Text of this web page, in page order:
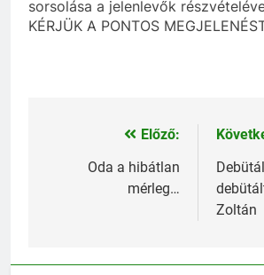
sorsolása a jelenlevők
KÉRJÜK A PONTOS
Bejegyzés
navigáció
Előző:
Oda a hibátlan
mérleg…
Zoltán